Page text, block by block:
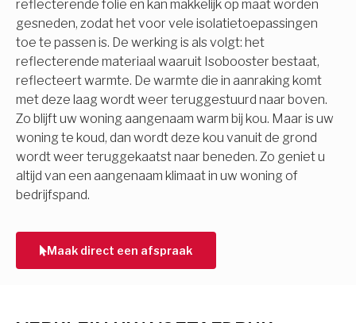
reflecterende folie en kan makkelijk op maat worden
gesneden, zodat het voor vele isolatietoepassingen
toe te passen is. De werking is als volgt: het
reflecterende materiaal waaruit Isobooster bestaat,
reflecteert warmte. De warmte die in aanraking komt
met deze laag wordt weer teruggestuurd naar boven.
Zo blijft uw woning aangenaam warm bij kou. Maar is uw
woning te koud, dan wordt deze kou vanuit de grond
wordt weer teruggekaatst naar beneden. Zo geniet u
altijd van een aangenaam klimaat in uw woning of
bedrijfspand.
Maak direct een afspraak